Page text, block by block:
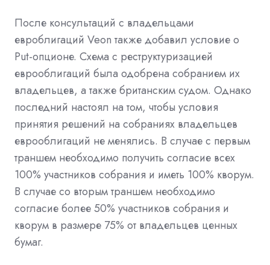
После консультаций с владельцами
евроблигаций Veon также добавил условие о
Put-опционе. Схема с реструктуризацией
еврооблигаций была одобрена собранием их
владельцев, а также британским судом. Однако
последний настоял на том, чтобы условия
принятия решений на собраниях владельцев
еврооблигаций не менялись. В случае с первым
траншем необходимо получить согласие всех
100% участников собрания и иметь 100% кворум.
В случае со вторым траншем необходимо
согласие более 50% участников собрания и
кворум в размере 75% от владельцев ценных
бумаг.